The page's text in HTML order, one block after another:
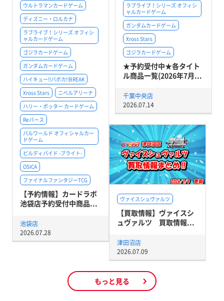
ウルトラマンカードゲーム
ディズニー・ロルカナ
ラブライブ！シリーズ オフィシ
ャルカードゲーム
ゴジラカードゲーム
ガンダムカードゲーム
ハイキュー!!バボカ!!BREAK
Xross Stars
ニベルアリーナ
ハリー・ポッター カードゲーム
Reバース
パルワールド オフィシャルカー
ドゲーム
ビルディバイド -ブライト-
OSICA
ファイナルファンタジーTCG
【予約情報】カードラボ
池袋店予約受付中商品...
池袋店
2026.07.28
ラブライブ！シリーズ オフィシ
ャルカードゲーム
ガンダムカードゲーム
Xross Stars
ゴジラカードゲーム
★予約受付中★各タイト
ル商品一覧(2026年7月...
千葉中央店
2026.07.14
ヴァイスシュヴァルツ
【買取情報】ヴァイスシ
ュヴァルツ 買取情報...
津田沼店
2026.07.09
もっと見る